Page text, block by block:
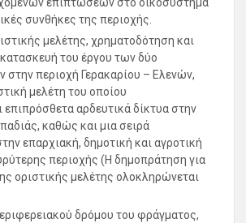
επιπτώσεων στο οικοσύστημα
συνθήκες της περιοχής.
μελέτης, χρηματοδότηση και
του έργου των δύο
στην περιοχή Γερακαρίου – Ελενών,
μελέτη του οποίου
αρδευτικά δίκτυα στην
καθώς και μια σειρά
επαρχιακή, δημοτική και αγροτική
περιοχής (Η δημοπράτηση για
οριστικής μελέτης ολοκληρώνεται
δρόμου του φράγματος,